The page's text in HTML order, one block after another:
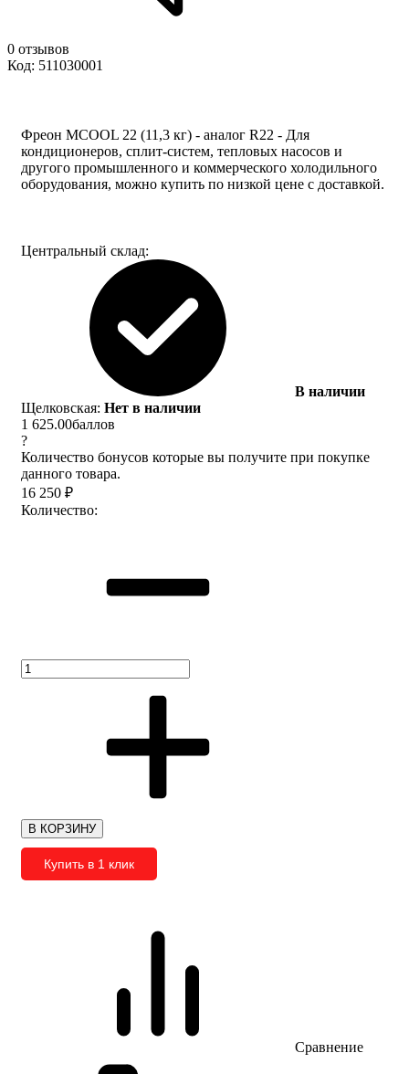
0 отзывов
Код: 511030001
Фреон MCOOL 22 (11,3 кг) - аналог R22 - Для
кондиционеров, сплит-систем, тепловых насосов и
другого промышленного и коммерческого холодильного
оборудования, можно купить по низкой цене с доставкой.
Центральный склад:
В наличии
Щелковская: Нет в наличии
1 625.00баллов
?
Количество бонусов которые вы получите при покупке
данного товара.
16 250 ₽
Количество:
В КОРЗИНУ
Купить в 1 клик
Сравнение